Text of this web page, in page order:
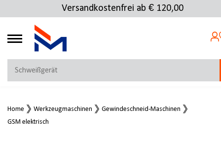
Versandkostenfrei ab € 120,00
4.72
MEIN KONTO
Jetzt anmelden
Home Werkzeugmaschinen
Gewindeschneid-Maschinen
GSM elektrisch